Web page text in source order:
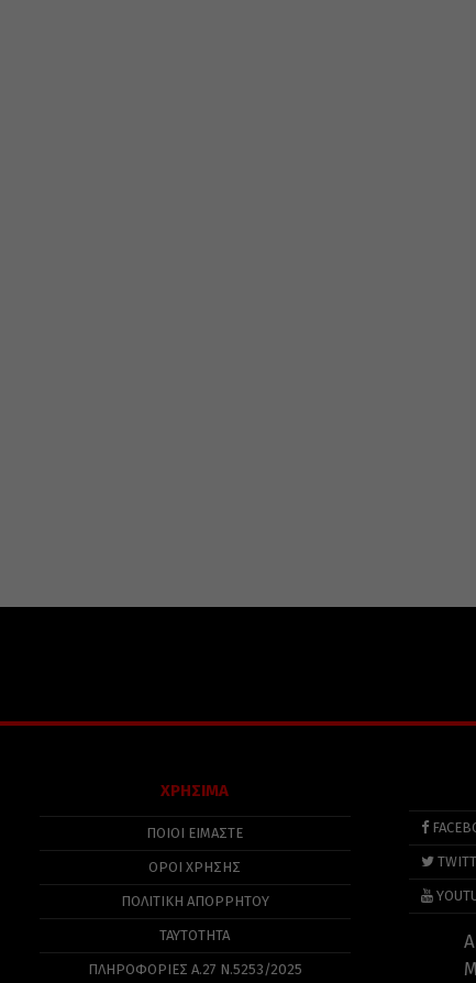
ΧΡΗΣΙΜΑ
ΠΟΙΟΙ ΕΙΜΑΣΤΕ
ΟΡΟΙ ΧΡΗΣΗΣ
ΠΟΛΙΤΙΚΉ ΑΠΟΡΡΉΤΟΥ
ΤΑΥΤΟΤΗΤΑ
ΠΛΗΡΟΦΟΡΊΕΣ Α.27 Ν.5253/2025